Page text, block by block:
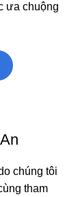
ưa chuộng
chúng tôi
tham